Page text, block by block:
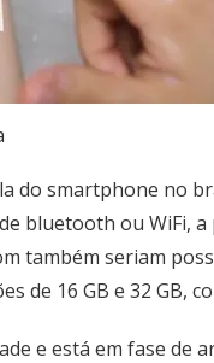
smartphone no
bluetooth ou WiFi,
também seriam
de 16 GB e 32 GB,
e está em fase